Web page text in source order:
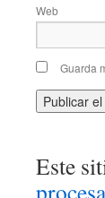
Web
Guarda
Este